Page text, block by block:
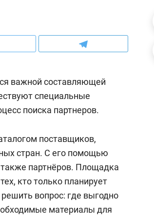
важной составляющей
специальные
поиска партнеров.
поставщиков,
стран. С его помощью
партнёров. Площадка
кто только планирует
вопрос: где выгодно
материалы для
налогах и развитии
и Face
будет
Опыт выживания в
природе, работа
с ментальным и